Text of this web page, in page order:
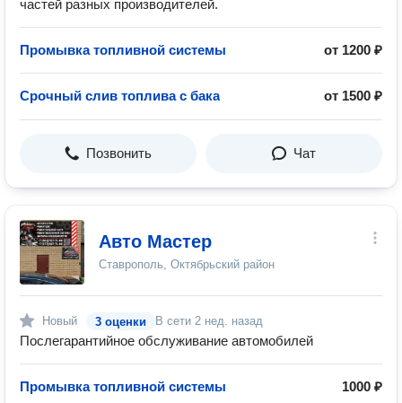
частей разных производителей.
Промывка топливной системы от 1200 ₽
Срочный слив топлива с бака от 1500 ₽
Позвонить Чат
Авто Мастер
Ставрополь, Октябрьский район
Новый 3 оценки В сети 2 нед. назад
Послегарантийное обслуживание автомобилей
Промывка топливной системы 1000 ₽